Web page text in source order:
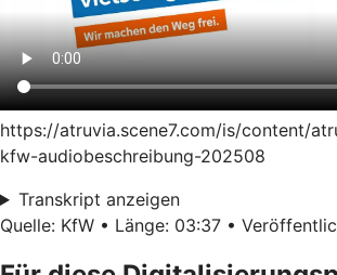
https://atruvia.scene7.com/is/content/
kfw-audiobeschreibung-202508
Transkript anzeigen
Quelle: KfW • Länge: 03:37 •